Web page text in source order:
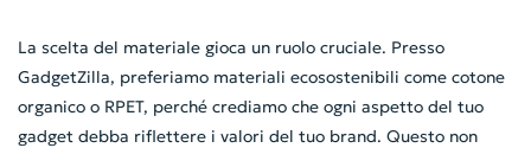
La scelta del materiale gioca un ruolo cruciale. Presso
GadgetZilla, preferiamo materiali ecosostenibili come cotone
organico o RPET, perché crediamo che ogni aspetto del tuo
gadget debba riflettere i valori del tuo brand. Questo non